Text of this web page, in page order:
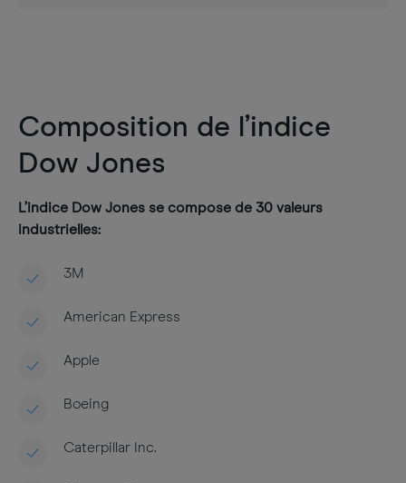
Composition de l’indice
Dow Jones
L’indice Dow Jones se compose de 30 valeurs
industrielles:
3M
American Express
Apple
Boeing
Caterpillar Inc.